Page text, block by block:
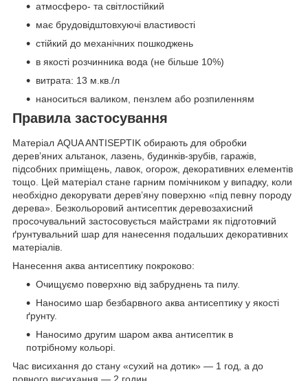
атмосферо- та світлостійкий
має брудовідштовхуючі властивості
стійкий до механічних пошкоджень
в якості розчинника вода (не більше 10%)
витрата: 13 м.кв./л
наноситься валиком, пензлем або розпиленням
Правила застосування
Матеріал AQUA ANTISEPTIK обирають для обробки
дерев’яних альтанок, лазень, будинків-зрубів, гаражів,
підсобних приміщень, лавок, огорож, декоративних елементів
тощо. Цей матеріал стане гарним помічником у випадку, коли
необхідно декорувати дерев’яну поверхню «під певну породу
дерева». Безкольоровий антисептик деревозахисний
просочувальний застосовується майстрами як підготовчий
ґрунтувальний шар для нанесення подальших декоративних
матеріалів.
Нанесення аква антисептику покроково:
Очищуємо поверхню від забруднень та пилу.
Наносимо шар безбарвного аква антисептику у якості
ґрунту.
Наносимо другим шаром аква антисептик в
потрібному кольорі.
Час висихання до стану «сухий на дотик» — 1 год, а до